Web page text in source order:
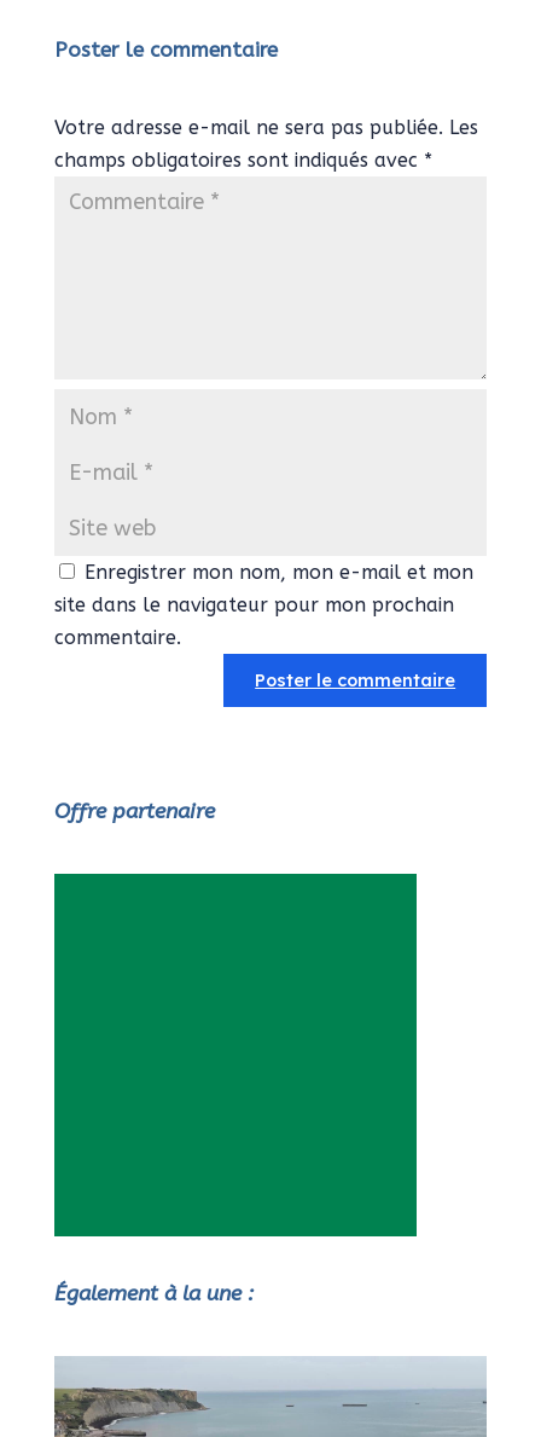
Poster le commentaire
Votre adresse e-mail ne sera pas publiée. Les
champs obligatoires sont indiqués avec *
Enregistrer mon nom, mon e-mail et mon
site dans le navigateur pour mon prochain
commentaire.
Offre partenaire
Également à la une :